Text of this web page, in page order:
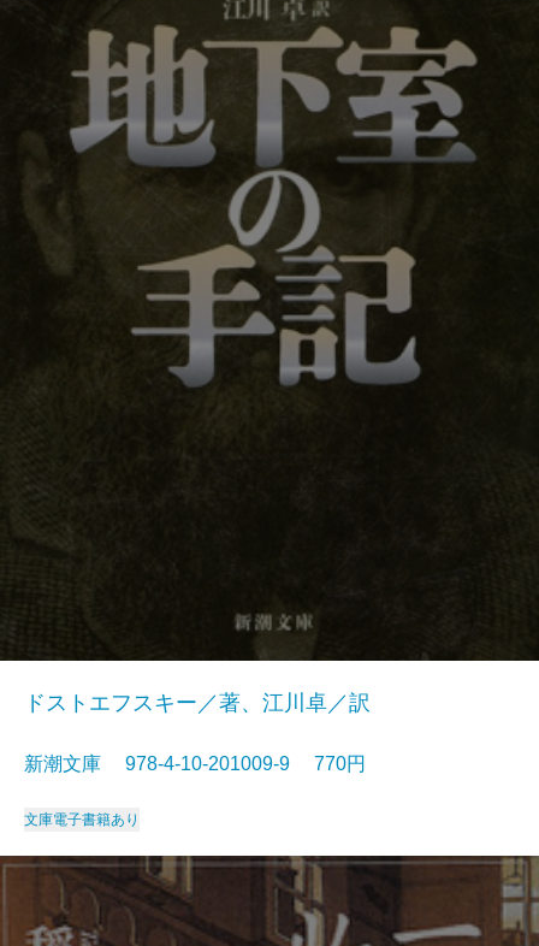
ドストエフスキー／著、江川卓／訳
新潮文庫 978-4-10-201009-9 770円
文庫電子書籍あり